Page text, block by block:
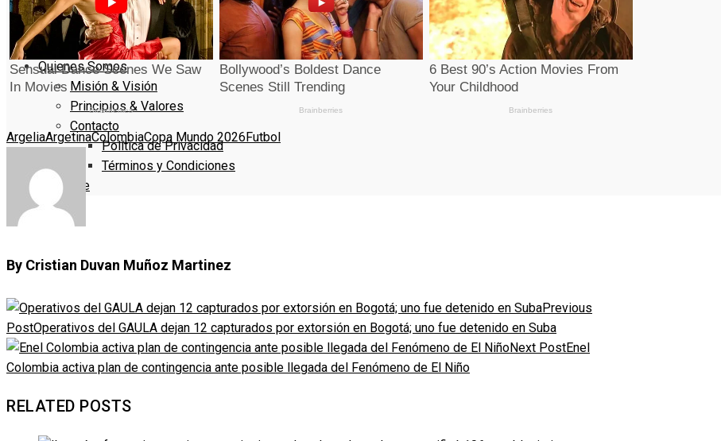
Kennedy
Fontibón
Engativa
Quienes Somos
Misión & Visión
Principios & Valores
Contacto
Política de Privacidad
Términos y Condiciones
Denuncie
ArgeliaArgetinaColombiaCopa Mundo 2026Futbol
By Cristian Duvan Muñoz Martinez
Previous
PostOperativos del GAULA dejan 12 capturados por extorsión en Bogotá; uno fue detenido en Suba
Next PostEnel
Colombia activa plan de contingencia ante posible llegada del Fenómeno de El Niño
RELATED POSTS